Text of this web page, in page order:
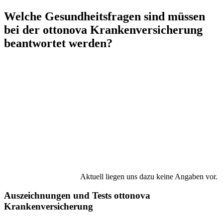
Welche Gesundheitsfragen sind müssen
bei der ottonova Krankenversicherung
beantwortet werden?
Aktuell liegen uns dazu keine Angaben vor.
Auszeichnungen und Tests ottonova
Krankenversicherung